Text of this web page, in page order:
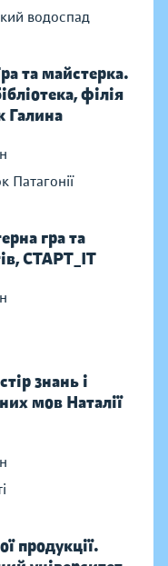
водоспад
та майстерка.
філія
Галина
Патагонії
гра та
СТАРТ_ІТ
знань і
мов Наталії
продукції.